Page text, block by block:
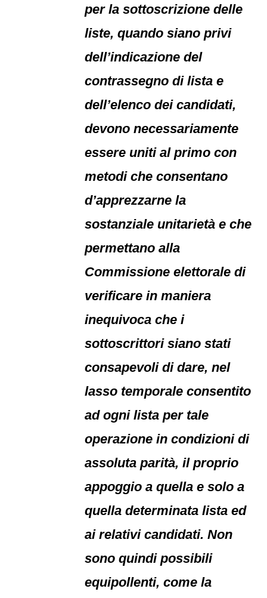
per la sottoscrizione delle
liste, quando siano privi
dell’indicazione del
contrassegno di lista e
dell’elenco dei candidati,
devono necessariamente
essere uniti al primo con
metodi che consentano
d’apprezzarne la
sostanziale unitarietà e che
permettano alla
Commissione elettorale di
verificare in maniera
inequivoca che i
sottoscrittori siano stati
consapevoli di dare, nel
lasso temporale consentito
ad ogni lista per tale
operazione in condizioni di
assoluta parità, il proprio
appoggio a quella e solo a
quella determinata lista ed
ai relativi candidati. Non
sono quindi possibili
equipollenti, come la